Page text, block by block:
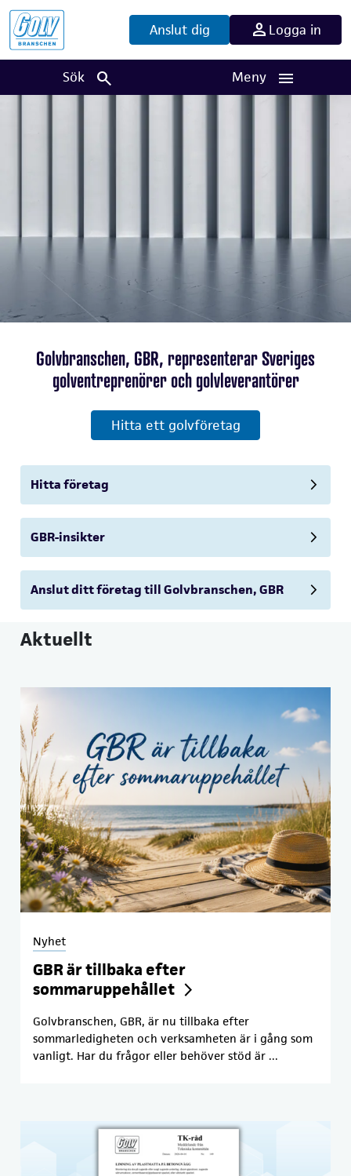
Anslut dig Logga in
Sök Meny
Golvbranschen, GBR, representerar Sveriges
golventreprenörer och golvleverantörer
Hitta ett golvföretag
Hitta företag
GBR-insikter
Anslut ditt företag till Golvbranschen, GBR
Aktuellt
Nyhet
GBR är tillbaka efter
sommaruppehållet
Golvbranschen, GBR, är nu tillbaka efter
sommarledigheten och verksamheten är i gång som
vanligt. Har du frågor eller behöver stöd är ...